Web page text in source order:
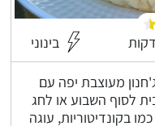
בינוני
מעוצבת יפה עם
לסוף השבוע או לחג
בקונדיטוריות, עוגה